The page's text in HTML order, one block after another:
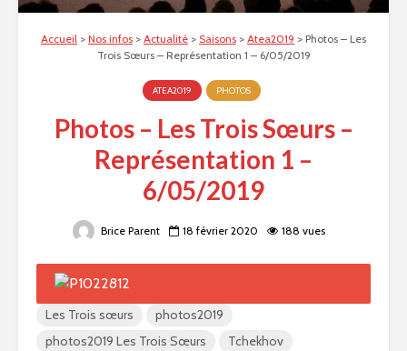
Accueil > Nos infos > Actualité > Saisons > Atea2019 > Photos – Les
Trois Sœurs – Représentation 1 – 6/05/2019
ATEA2019 PHOTOS
Photos – Les Trois Sœurs –
Représentation 1 –
6/05/2019
Brice Parent 18 février 2020 188 vues
Les Trois sœurs
photos2019
photos2019 Les Trois Sœurs
Tchekhov